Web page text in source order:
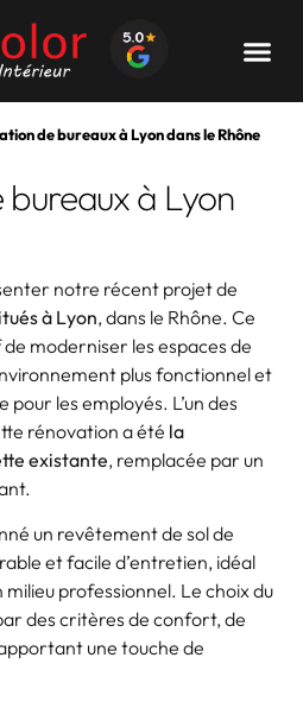
de bureaux à Lyon dans le Rhône
bureaux à Lyon
notre récent projet de
à Lyon, dans le Rhône. Ce
moderniser les espaces de
plus fonctionnel et
les employés. L’un des
rénovation a été la
existante, remplacée par un
un revêtement de sol de
et facile d’entretien, idéal
professionnel. Le choix du
des critères de confort, de
une touche de